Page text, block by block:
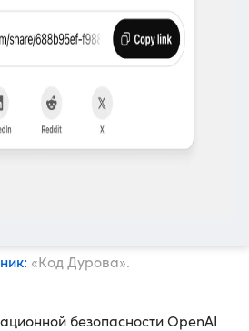
«Код Дурова».
безопасности OpenAI